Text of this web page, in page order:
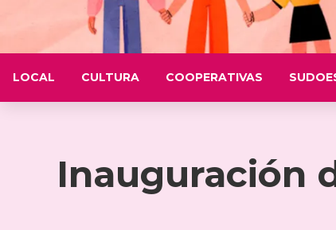
LOCAL CULTURA COOPERATIVAS
Inauguración